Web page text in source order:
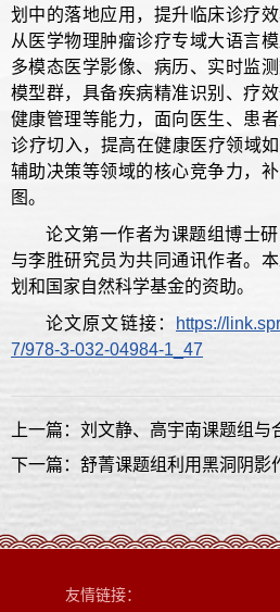
划中的落地应用，提升临床诊疗
从医学物理肿瘤诊疗专域大语言
多模态医学影像、病历、实时监
模型群，具备疾病精准识别、疗
健康管理等能力，面向医生、患
诊疗切入，提高在健康医疗领域
辅助决策等领域的核心竞争力，
图。
论文第一作者为课题组博士
与李胜研究员为共同通讯作者。
划和国家自然科学基金的资助。
论文原文链接：
https://
7/978-3-032-04984-1_47
下一篇：舒菁课题组利用黑洞阴影
友情链接：